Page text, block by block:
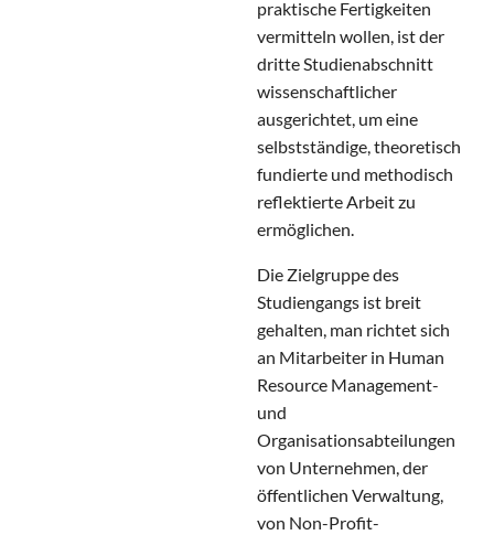
praktische Fertigkeiten
vermitteln wollen, ist der
dritte Studienabschnitt
wissenschaftlicher
ausgerichtet, um eine
selbstständige, theoretisch
fundierte und methodisch
reflektierte Arbeit zu
ermöglichen.
Die Zielgruppe des
Studiengangs ist breit
gehalten, man richtet sich
an Mitarbeiter in Human
Resource Management-
und
Organisationsabteilungen
von Unternehmen, der
öffentlichen Verwaltung,
von Non-Profit-